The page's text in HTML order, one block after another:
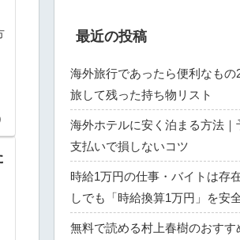
最近の投稿
海外旅行であったら便利なもの
旅して残った持ち物リスト
海外ホテルに安く泊まる方法｜
支払いで損しないコツ
時給1万円の仕事・バイトは存
しでも「時給換算1万円」を安
無料で読める村上春樹のおすす